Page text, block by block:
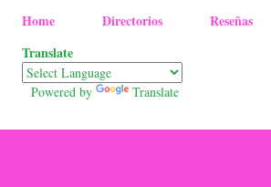
Home
Directorios Reseñas
Translate
Powered by Translate